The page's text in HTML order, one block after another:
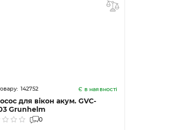
142752 Є в наявності
для вікон акум. GVC-
Grunhelm
0